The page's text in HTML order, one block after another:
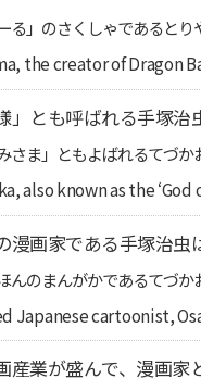
る」のさくしゃであると
the creator of Dragon
」とも呼ばれる手塚
さま」ともよばれるてづ
also known as the
漫画家である手塚治虫
んのまんがかであるてづ
Japanese cartoonist,
産業が盛んで、漫画